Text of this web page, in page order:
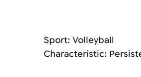
Sport: Volleyball
Characteristic: